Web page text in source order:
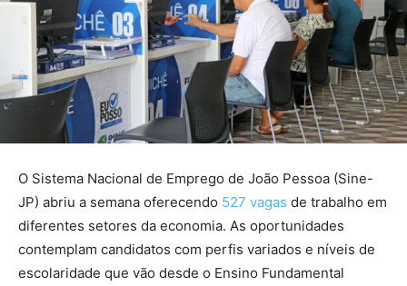
O Sistema Nacional de Emprego de João Pessoa (Sine-
JP) abriu a semana oferecendo 527 vagas de trabalho em
diferentes setores da economia. As oportunidades
contemplam candidatos com perfis variados e níveis de
escolaridade que vão desde o Ensino Fundamental